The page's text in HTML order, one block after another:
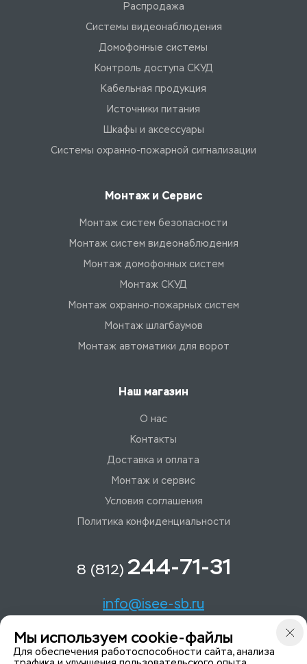
Распродажа
Системы видеонаблюдения
Домофонные системы
Контроль доступа СКУД
Кабельная продукция
Источники питания
Шкафы и аксессуары
Системы охранно-пожарной сигнализации
Монтаж и Сервис
Монтаж систем безопасности
Монтаж систем видеонаблюдения
Монтаж домофонных систем
Монтаж СКУД
Монтаж охранно-пожарных систем
Монтаж шлагбаумов
Монтаж автоматики для ворот
Наш магазин
О нас
Контакты
Доставка и оплата
Монтаж и сервис
Условия соглашения
Политика конфиденциальности
8 (812) 244-71-31
info@isee-sb.ru
Светлановский пр-кт, д. 70, корп. 1
Мы используем cookie-файлы
Для обеспечения работоспособности сайта, анализа